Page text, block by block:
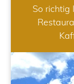
So richtig